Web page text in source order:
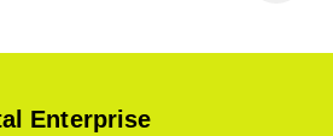
Enterprise